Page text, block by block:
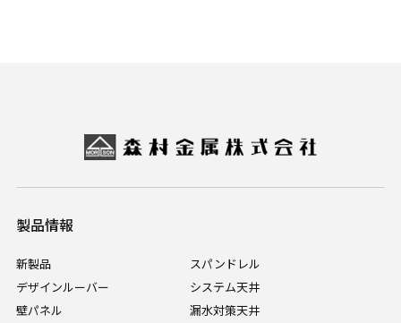
製品情報
新製品
スパンドレル
デザインルーバー
システム天井
壁パネル
漏水対策天井